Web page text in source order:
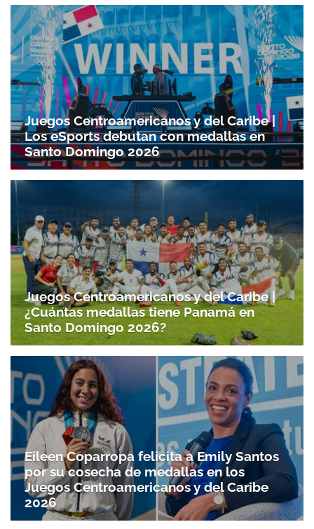
Juegos Centroamericanos y del Caribe |
Los eSports debutan con medallas en
Santo Domingo 2026
Juegos Centroamericanos y del Caribe |
¿Cuántas medallas tiene Panamá en
Santo Domingo 2026?
Eileen Coparropa felicita a Emily Santos
por su cosecha de medallas en los
Juegos Centroamericanos y del Caribe
2026